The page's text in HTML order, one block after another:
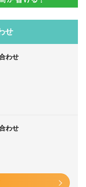
せ
わせ
わせ